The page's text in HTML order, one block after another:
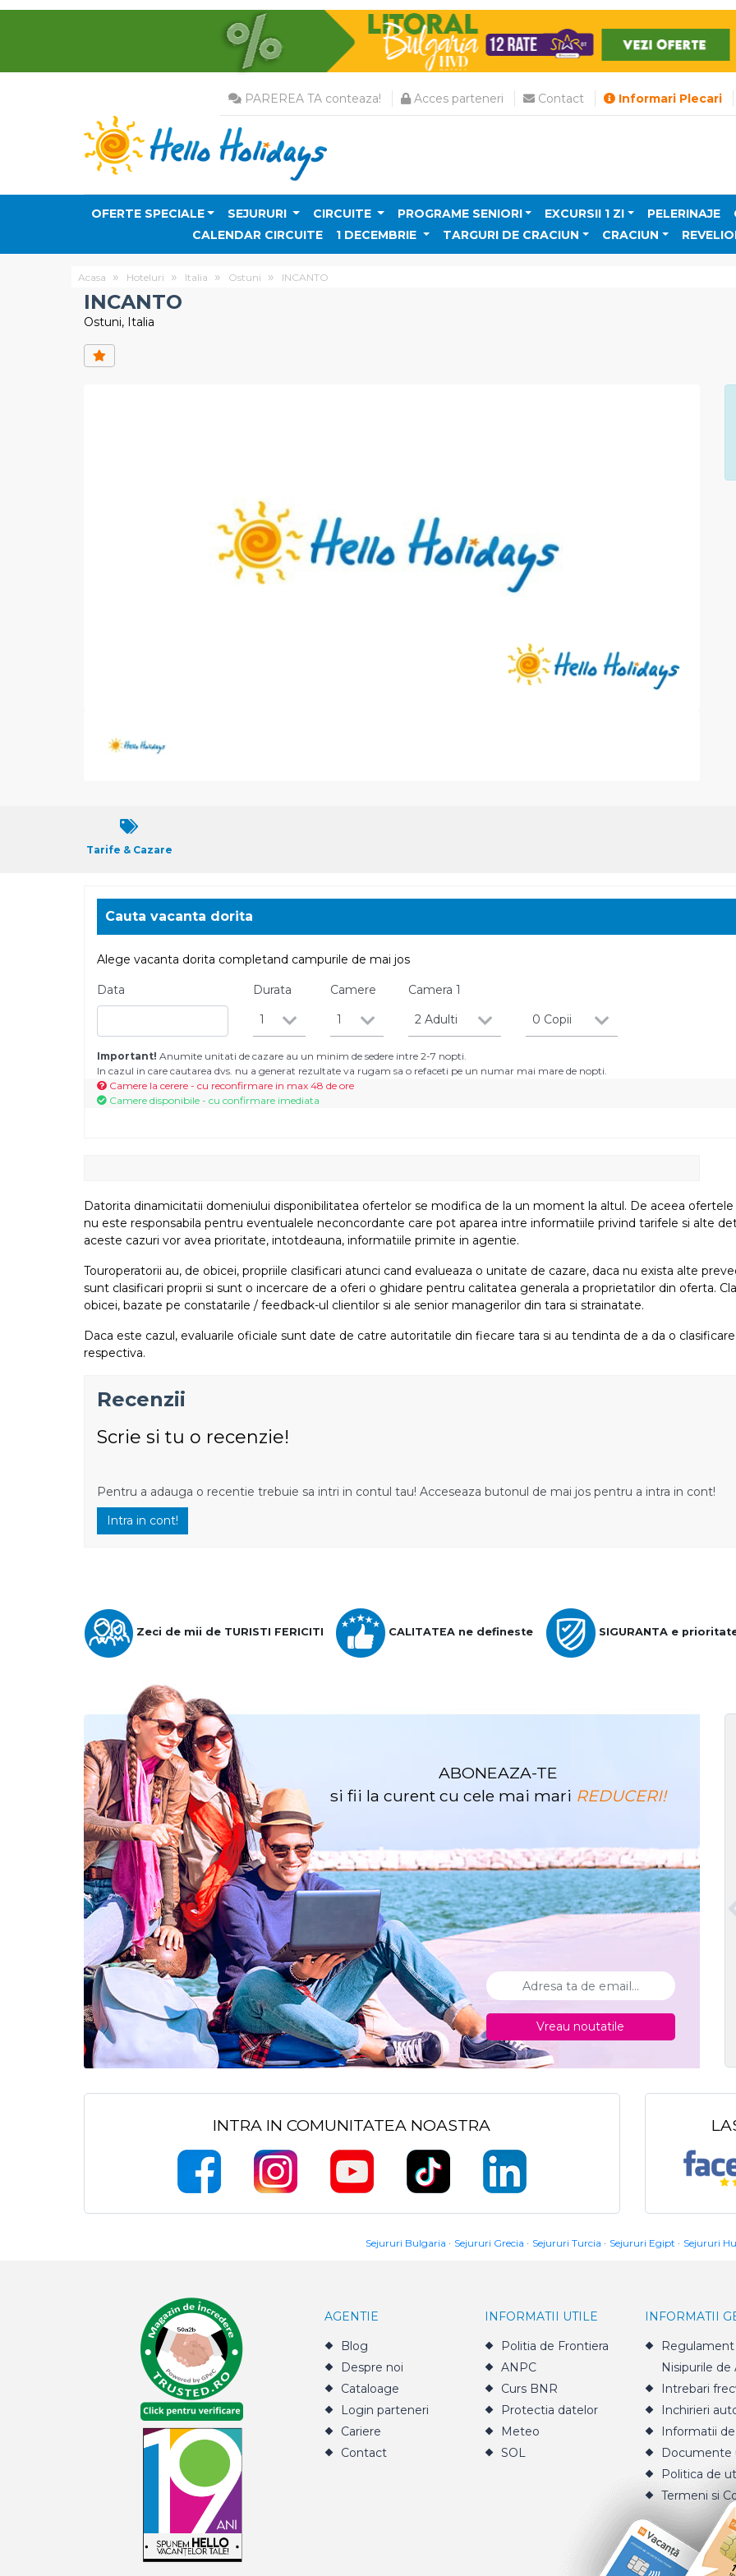
PAREREA TA conteaza! Acces parteneri Contact Informari Plecari
OFERTE SPECIALE SEJURURI CIRCUITE PROGRAME SENIORI EXCURSII 1 ZI PELERINAJE
CALENDAR CIRCUITE
1 DECEMBRIE TARGURI DE CRACIUN CRACIUN
Acasa Hoteluri Italia Ostuni INCANTO
INCANTO
Ostuni, Italia
Tarife & Cazare
Cauta vacanta dorita
Alege vacanta dorita completand campurile de mai jos
Data
Durata
1
Camere
1
Camera1
2 Adulti
0 Copii
Important! Anumite unitati de cazare au un minim de sedere intre 2-7 nopti.
In cazul in care cautarea dvs. nu a generat rezultate va rugam sa o refaceti pe un numar mai mare de nopti.
Camere la cerere - cu reconfirmare in max 48 de ore
Camere disponibile - cu confirmare imediata
Datorita dinamicitatii domeniului disponibilitatea ofertelor se modifica de la un moment la altul. De aceea
nu este responsabila pentru eventualele neconcordante care pot aparea intre informatiile privind tarifele si alte
aceste cazuri vor avea prioritate, intotdeauna, informatiile primite in agentie.
Touroperatorii au, de obicei, propriile clasificari atunci cand evalueaza o unitate de cazare, daca nu exista alte
sunt clasificari proprii si sunt o incercare de a oferi o ghidare pentru calitatea generala a proprietatilor din oferta.
obicei, bazate pe constatarile / feedback-ul clientilor si ale senior managerilor din tara si strainatate.
Daca este cazul, evaluarile oficiale sunt date de catre autoritatile din fiecare tara si au tendinta de a da o
respectiva.
Recenzii
Scrie si tu o recenzie!
Pentru a adauga o recentie trebuie sa intri in contul tau! Acceseaza butonul de mai jos pentru a intra in cont!
Intra in cont!
Zeci de mii de TURISTI FERICITI CALITATEA ne defineste SIGURANTA e
ABONEAZA-TE
si fii la curent cu cele mai mari REDUCERI!
Vreau noutatile
INTRA IN COMUNITATEA NOASTRA
Sejururi Bulgaria Sejururi Grecia Sejururi Turcia Sejururi Egipt Sejururi
AGENTIE
Blog
Despre noi
Cataloage
Login parteneri
Cariere
Contact
INFORMATII UTILE
Politia de Frontiera
ANPC
Curs BNR
Protectia datelor
Meteo
SOL
INFORMATII
Regulament
Nisipurile de
Intrebari
Inchirieri
Informatii
Documente
Politica de
Termeni si